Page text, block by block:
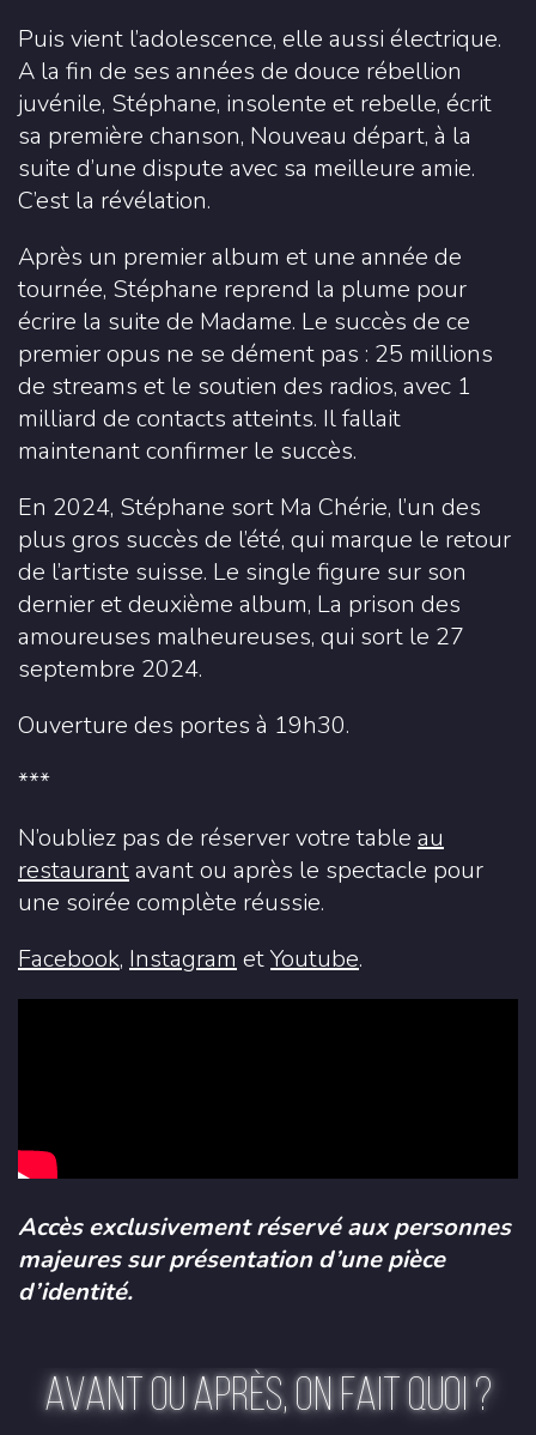
Puis vient l’adolescence, elle aussi électrique.
A la fin de ses années de douce rébellion
juvénile, Stéphane, insolente et rebelle, écrit
sa première chanson, Nouveau départ, à la
suite d’une dispute avec sa meilleure amie.
C’est la révélation.
Après un premier album et une année de
tournée, Stéphane reprend la plume pour
écrire la suite de Madame. Le succès de ce
premier opus ne se dément pas : 25 millions
de streams et le soutien des radios, avec 1
milliard de contacts atteints. Il fallait
maintenant confirmer le succès.
En 2024, Stéphane sort Ma Chérie, l’un des
plus gros succès de l’été, qui marque le retour
de l’artiste suisse. Le single figure sur son
dernier et deuxième album, La prison des
amoureuses malheureuses, qui sort le 27
septembre 2024.
Ouverture des portes à 19h30.
***
N’oubliez pas de réserver votre table au
restaurantavant ou après le spectacle pour
une soirée complète réussie.
Facebook, Instagram etYoutube.
Accès exclusivement réservé aux personnes
majeures sur présentation d’une pièce
d’identité.
AVANT OU APRÈS, ON FAIT QUOI ?